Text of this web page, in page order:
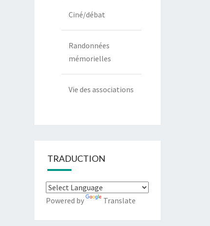
Ciné/débat
Randonnées
mémorielles
Vie des associations
TRADUCTION
Powered by Translate